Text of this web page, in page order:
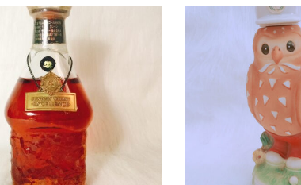
trong sản xuất rượu whisky, và vì quá
và hài hòa hương thơm của rượu whisky
sử dụng chai sứ Arita ware cho các loại
là chữ “Thọ” lớn màu đỏ và xanh lá cây
sống lâu, trường thọ và hạnh phúc viên
khi màu xanh lá cây biểu trưng cho sự tươi